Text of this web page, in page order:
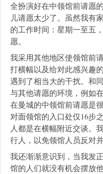
全扮演好在中领馆前请愿
儿请愿太少了。虽然我有
的工作时间：星期一至五
愿。
我采用其他地区使领馆前
打横幅以及给对此感兴趣
遇到了相当大的干扰。和
与其他请愿的环境，例如
在曼城的中领馆前请愿是
对面领馆的入口处仅16步
人都是在横幅附近交谈。
行人，以免领馆人员反对
我还渐渐意识到，当我发
馆的人们就没有机会摆放